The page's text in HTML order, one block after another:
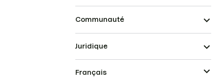
Communauté
Juridique
Français